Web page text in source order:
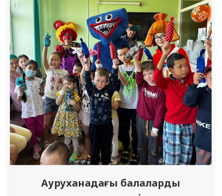
ядролық медицинаның әртүрлі
аспектілерін, ядролық физиканың заманауи
жетістіктерін айқындау. Студенттер
берілген тақырыптар бойынша мәліметтер
жинап, Қазақстандағы ядролық медицина
істерінің қазіргі…
Ауруханадағы балаларды